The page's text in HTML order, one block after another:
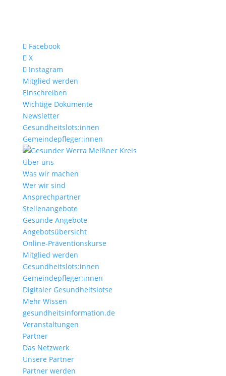
Facebook
X
Instagram
Mitglied werden
Einschreiben
Wichtige Dokumente
Newsletter
Gesundheitslots:innen
Gemeindepfleger:innen
Über uns
Was wir machen
Wer wir sind
Ansprechpartner
Stellenangebote
Gesunde Angebote
Angebotsübersicht
Online-Präventionskurse
Mitglied werden
Gesundheitslots:innen
Gemeindepfleger:innen
Digitaler Gesundheitslotse
Mehr Wissen
gesundheitsinformation.de
Veranstaltungen
Partner
Das Netzwerk
Unsere Partner
Partner werden